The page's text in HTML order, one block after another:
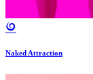
Naked Attraction